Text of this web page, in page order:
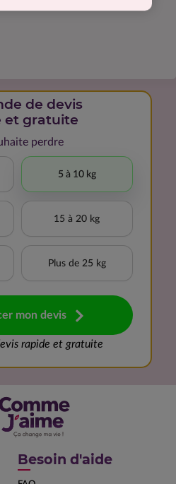
de devis
et gratuite
perdre
5 à 10 kg
15 à 20 kg
Plus de 25 kg
mon devis
rapide et gratuite
Besoin d'aide